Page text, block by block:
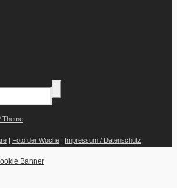
Theme
| Foto der Woche | Impressum / Datenschutz
Banner